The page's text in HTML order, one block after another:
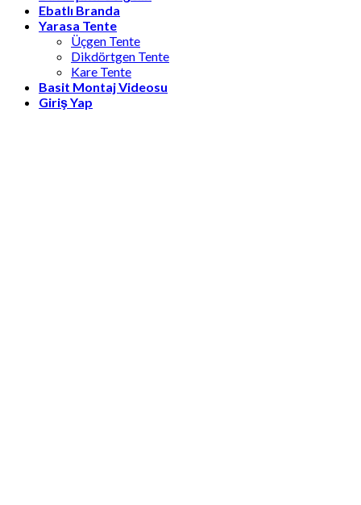
Ebatlı Branda
Yarasa Tente
Üçgen Tente
Dikdörtgen Tente
Kare Tente
Basit Montaj Videosu
Giriş Yap